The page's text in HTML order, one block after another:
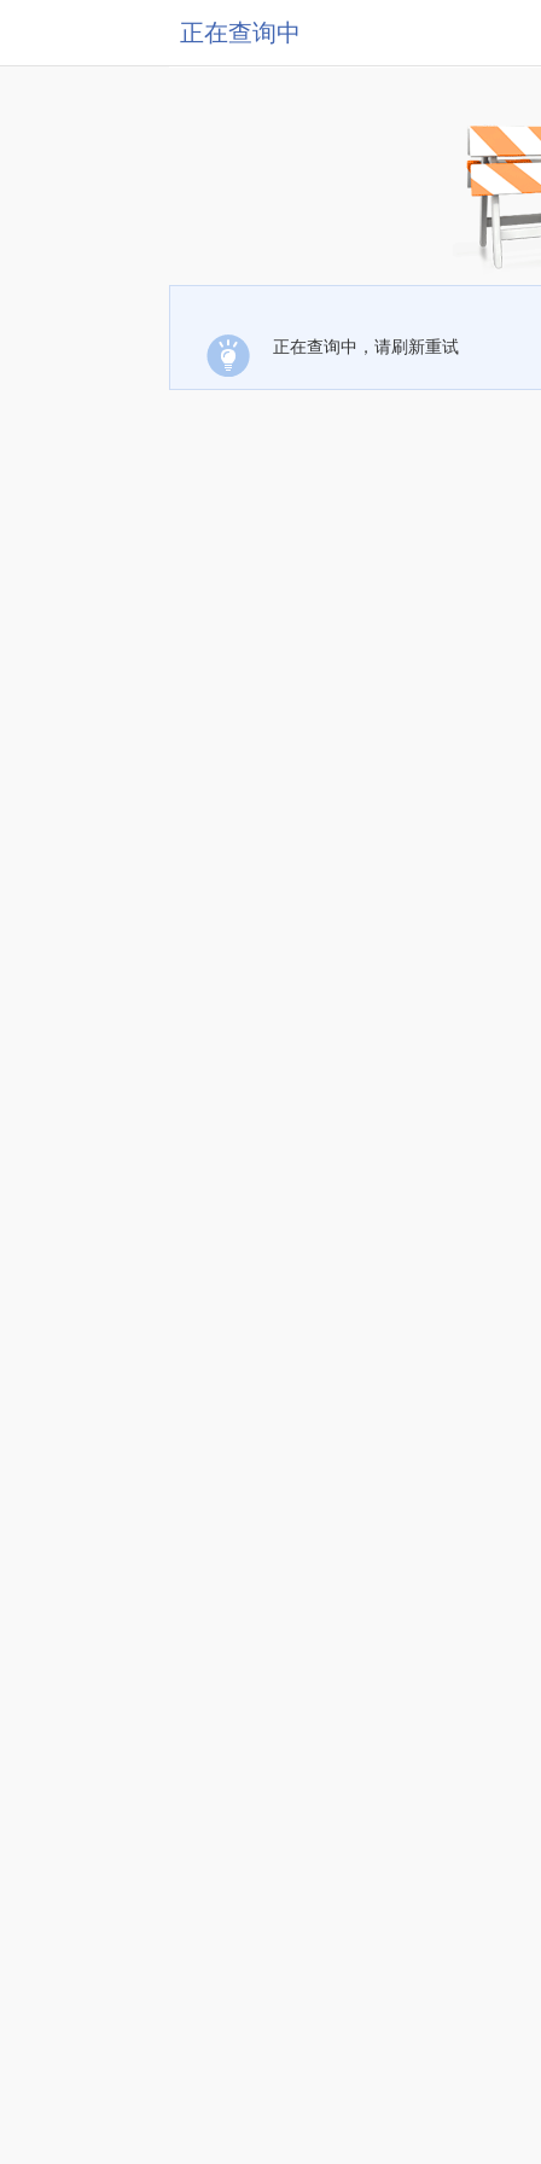
正在查询中
正在查询中，请刷新重试